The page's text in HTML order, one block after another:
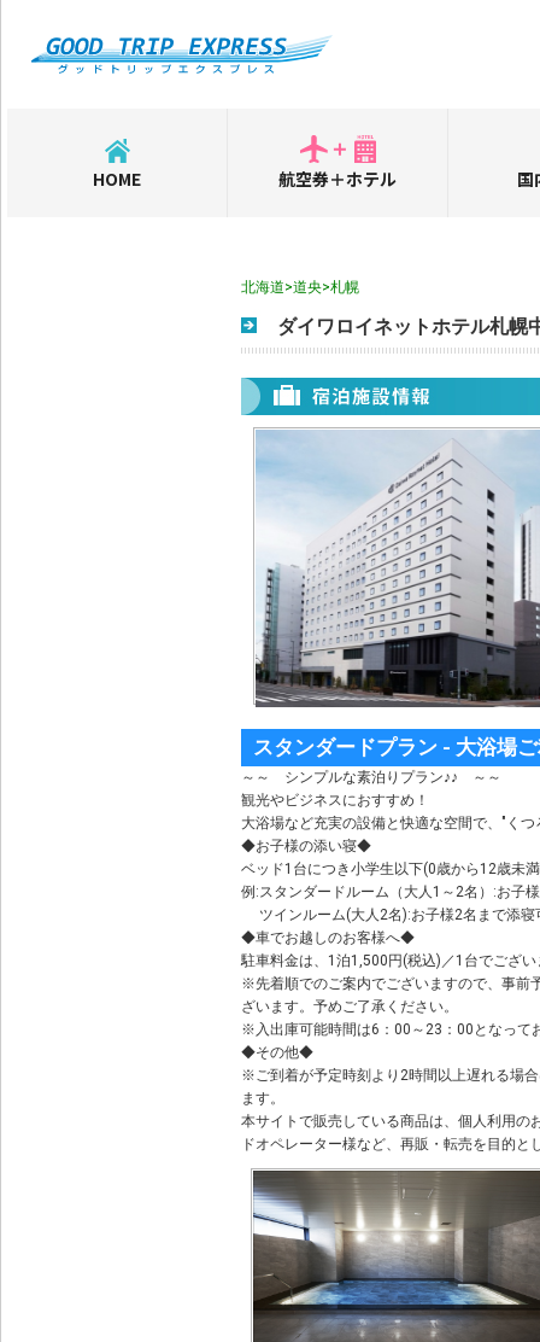
HOME 航空券＋ホテル 国
北海道>道央>札幌
ダイワロイネットホテル札幌
スタンダードプラン - 大浴場
～～ シンプルな素泊りプラン♪♪ ～～
観光やビジネスにおすすめ！
大浴場など充実の設備と快適な空間で、"く
◆お子様の添い寝◆
ベッド1台につき小学生以下(0歳から12歳未
例:スタンダードルーム（大人1～2名）:お
ツインルーム(大人2名):お子様2名まで添寝
◆車でお越しのお客様へ◆
駐車料金は、1泊1,500円(税込)／1台でござ
※先着順でのご案内でございますので、事前
ざいます。予めご了承ください。
※入出庫可能時間は6：00～23：00となって
◆その他◆
※ご到着が予定時刻より2時間以上遅れる場
ます。
本サイトで販売している商品は、個人利用の
ドオペレーター様など、再販・転売を目的と